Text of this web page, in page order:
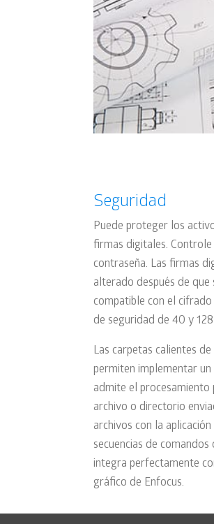
Seguridad
Puede proteger los
firmas digitales. Controle
contraseña. Las firmas
alterado después de que
compatible con el
de seguridad de 40 y
Las carpetas calientes
permiten implementar
admite el
archivo o directorio
archivos con la
secuencias de
integra perfectamente
gráfico de Enfocus.